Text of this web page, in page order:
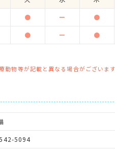
● ー ●
● ー ●
物等が記載と異なる場合がございま
5094